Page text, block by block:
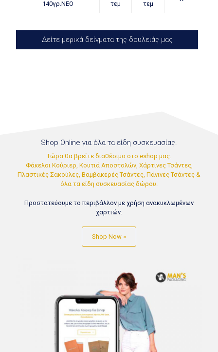
140γρ.ΝΕΟ τεμ τεμ
Δείτε μερικά δείγματα της δουλειάς μας
Shop Online για όλα τα είδη συσκευασίας.
Τώρα θα βρείτε διαθέσιμο στο eshop μας:
Φάκελοι Κούριερ, Κουτιά Αποστολών, Χάρτινες Τσάντες,
Πλαστικές Σακούλες, Βαμβακερές Τσάντες, Πάνινες Τσάντες &
όλα τα είδη συσκευασίας δώρου.
Προστατεύουμε το περιβάλλον με χρήση ανακυκλωμένων
χαρτιών.
Shop Now »